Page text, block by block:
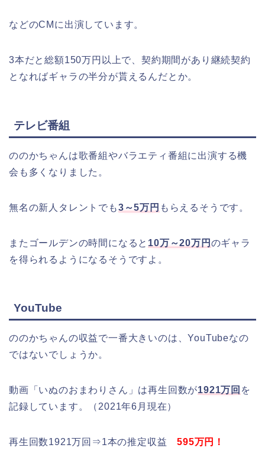
などのCMに出演しています。
3本だと総額150万円以上で、契約期間があり継続契約
となればギャラの半分が貰えるんだとか。
テレビ番組
ののかちゃんは歌番組やバラエティ番組に出演する機
会も多くなりました。
無名の新人タレントでも3～5万円 もらえるそうです。
またゴールデンの時間になると 10万～20万円 のギャラ
を得られるようになるそうですよ。
YouTube
ののかちゃんの収益で一番大きいのは、YouTubeなの
ではないでしょうか。
動画「いぬのおまわりさん」は再生回数が1921万回 を
記録しています。（2021年6月現在）
再生回数1921万回⇒1本の推定収益595万円！